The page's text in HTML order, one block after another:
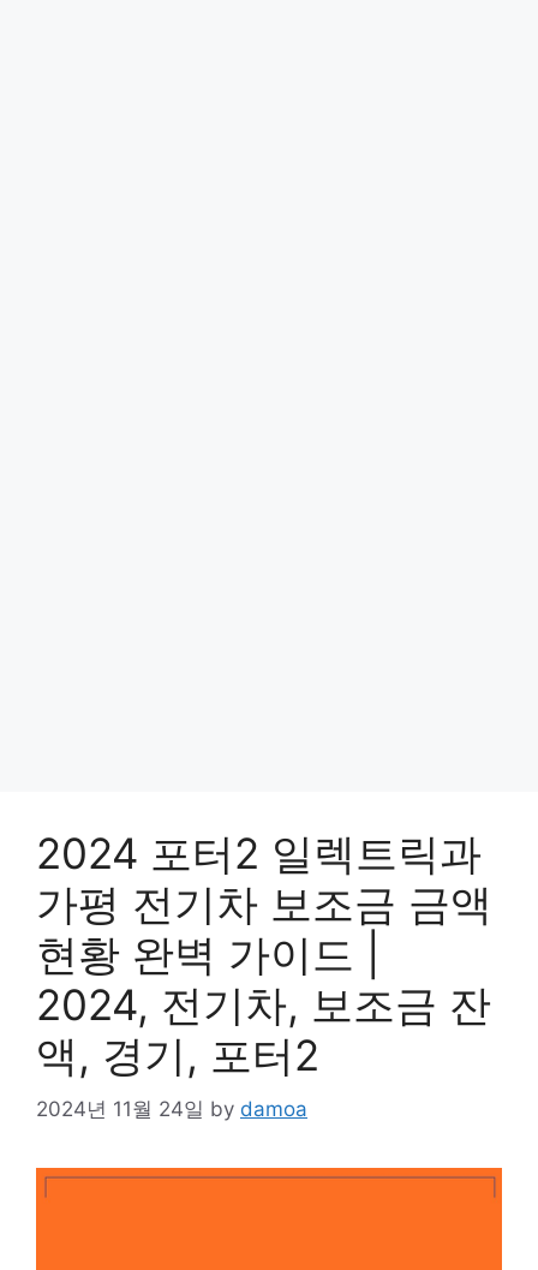
2024 포터2 일렉트릭과
가평 전기차 보조금 금액
현황 완벽 가이드 |
2024, 전기차, 보조금 잔
액, 경기, 포터2
2024년 11월 24일 by damoa